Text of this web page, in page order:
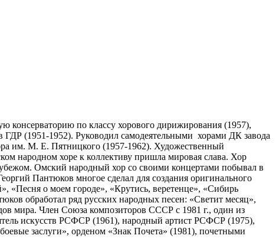
по классу хорового дирижирования (1957),
(1951-1952). Руководил самодеятельными хорами ДК завода
им. М. Е. Пятницкого (1957-1962). Художественный
народном хоре к коллективу пришла мировая слава. Хор
Омский народный хор со своими концертами побывал в
Пантюков многое сделал для создания оригинального
«Песня о моем городе», «Крутись, веретенце», «Сибирь
обработал ряд русских народных песен: «Светит месяц»,
мира. Член Союза композиторов СССР с 1981 г., один из
искусств РСФСР (1961), народный артист РСФСР (1975),
заслуги», орденом «Знак Почета» (1981), почетными